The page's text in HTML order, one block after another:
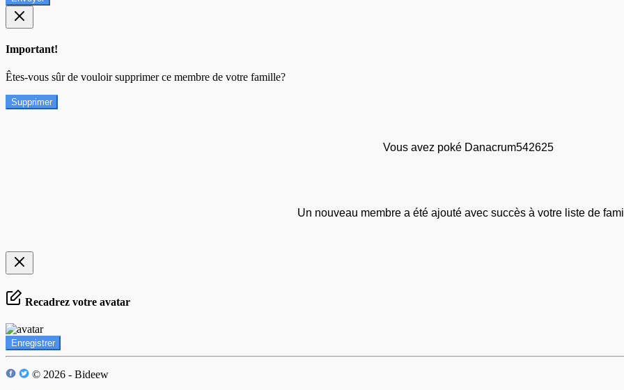
Important!
Êtes-vous sûr de vouloir supprimer ce membre de votre famille?
Supprimer
Vous avez poké Danacrum542625
Un nouveau membre a été ajouté avec succès à votre liste de
Recadrez votre avatar
Enregistrer
© 2026 - Bideew